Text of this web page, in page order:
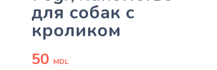
для собак с
кроликом
50 MDL